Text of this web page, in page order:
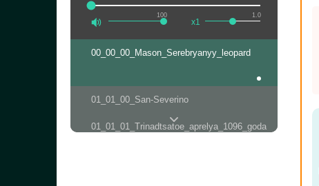
100 1.0
x1
00_00_00_Mason_Serebryanyy_leopard
01_01_00_San-Severino
01_01_01_Trinadtsatoe_aprelya_1096_goda